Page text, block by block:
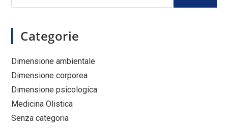
Categorie
Dimensione ambientale
Dimensione corporea
Dimensione psicologica
Medicina Olistica
Senza categoria